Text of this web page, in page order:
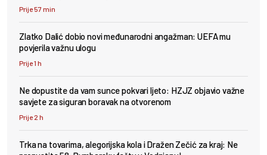
Prije 57 min
Zlatko Dalić dobio novi međunarodni angažman: UEFA mu
povjerila važnu ulogu
Prije 1 h
Ne dopustite da vam sunce pokvari ljeto: HZJZ objavio važne
savjete za siguran boravak na otvorenom
Prije 2 h
Trka na tovarima, alegorijska kola i Dražen Zečić za kraj: Ne